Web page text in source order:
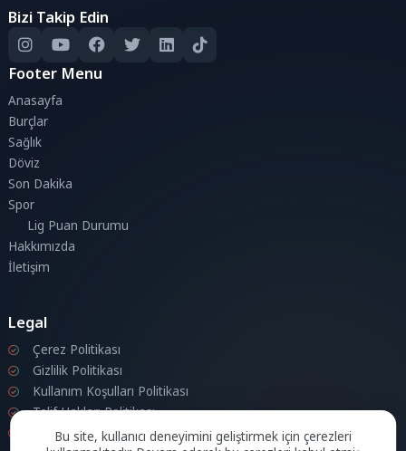
Bizi Takip Edin
Footer Menu
Anasayfa
Burçlar
Sağlık
Döviz
Son Dakika
Spor
Lig Puan Durumu
Hakkımızda
İletişim
Legal
Çerez Politikası
Gizlilik Politikası
Kullanım Koşulları Politikası
Telif Hakları Politikası
İletişim
Bu site, kullanıcı deneyimini geliştirmek için çerezleri